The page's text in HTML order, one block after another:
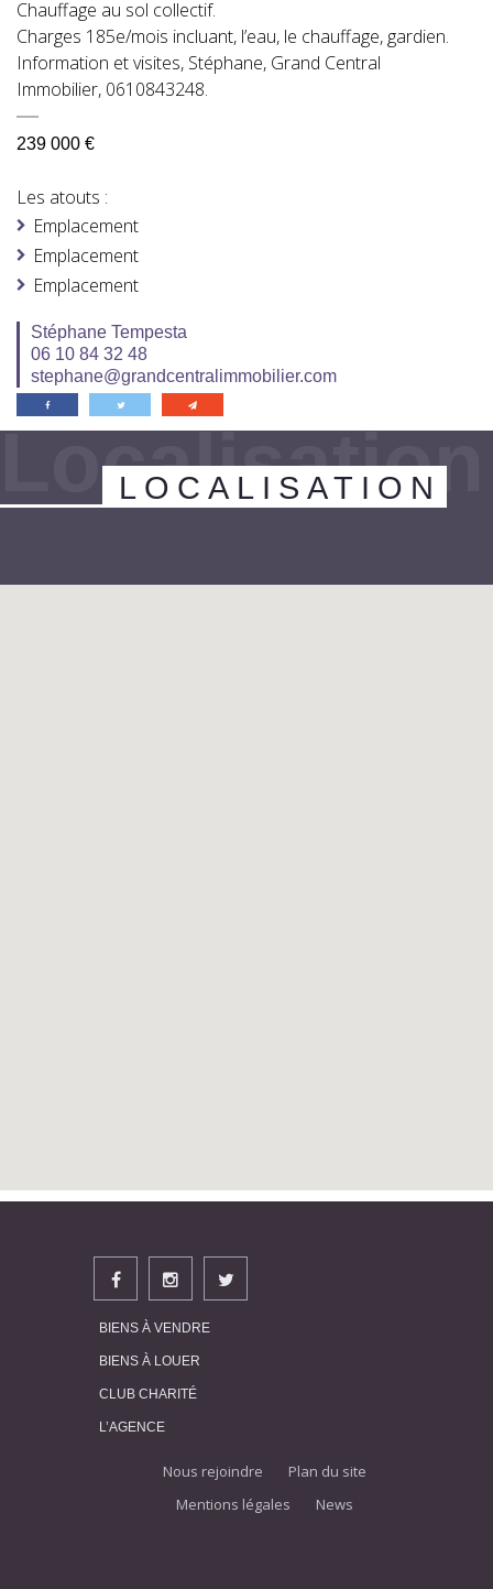
Chauffage au sol collectif.
Charges 185e/mois incluant, l’eau, le chauffage, gardien.
Information et visites, Stéphane, Grand Central
Immobilier, 0610843248.
239 000 €
Les atouts :
Emplacement
Emplacement
Emplacement
Stéphane Tempesta
06 10 84 32 48
stephane@grandcentralimmobilier.com
Localisation
LOCALISATION
BIENS À VENDRE
BIENS À LOUER
CLUB CHARITÉ
L’AGENCE
Nous rejoindre
Plan du site
Mentions légales
News